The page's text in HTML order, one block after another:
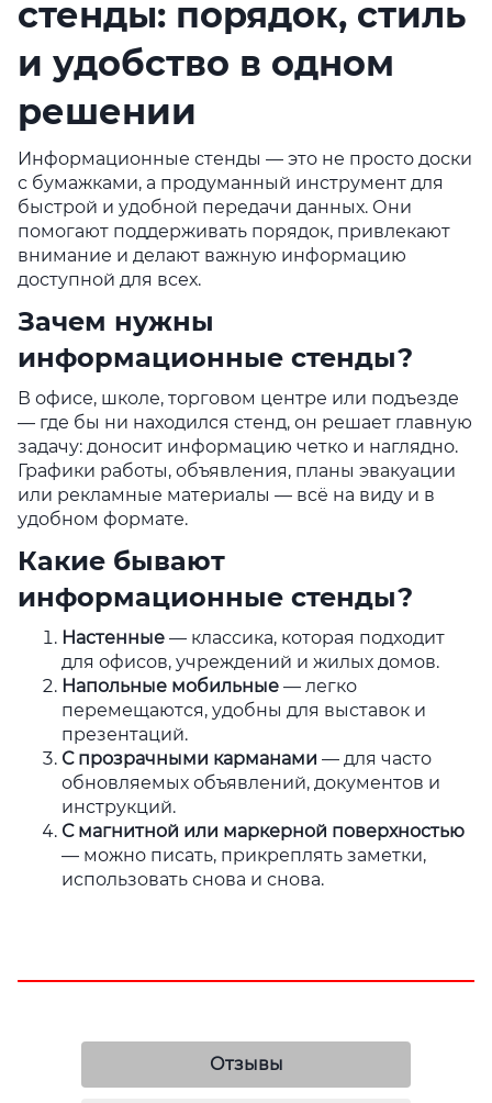
стенды: порядок, стиль
и удобство в одном
решении
Информационные стенды — это не просто доски
с бумажками, а продуманный инструмент для
быстрой и удобной передачи данных. Они
помогают поддерживать порядок, привлекают
внимание и делают важную информацию
доступной для всех.
Зачем нужны
информационные стенды?
В офисе, школе, торговом центре или подъезде
— где бы ни находился стенд, он решает главную
задачу: доносит информацию четко и наглядно.
Графики работы, объявления, планы эвакуации
или рекламные материалы — всё на виду и в
удобном формате.
Какие бывают
информационные стенды?
Настенные — классика, которая подходит
для офисов, учреждений и жилых домов.
Напольные мобильные — легко
перемещаются, удобны для выставок и
презентаций.
С прозрачными карманами — для часто
обновляемых объявлений, документов и
инструкций.
С магнитной или маркерной поверхностью
— можно писать, прикреплять заметки,
использовать снова и снова.
Отзывы